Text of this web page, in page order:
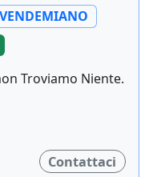
Troviamo Niente.
Contattaci